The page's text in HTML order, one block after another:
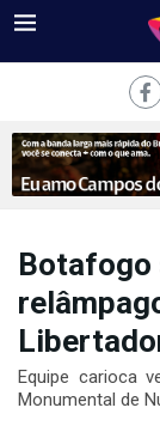
COLUNAS
Botafogo
Equipe carioca
Monumental de